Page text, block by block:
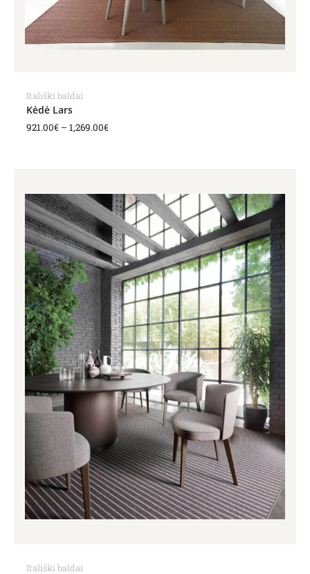
Itališki baldai
Kėdė Lars
921.00€ –1,269.00€
Itališki baldai
1,215.00€
through
1,249.00€